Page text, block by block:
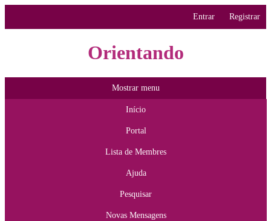
Entrar Registrar
Orientando
Mostrar menu
Início
Portal
Lista de Membres
Ajuda
Pesquisar
Novas Mensagens